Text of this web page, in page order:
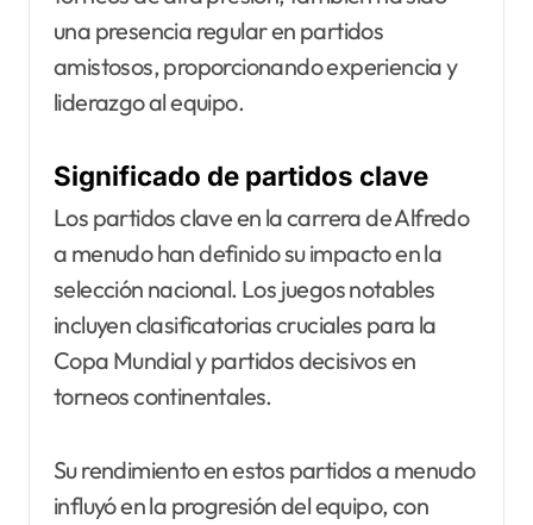
una presencia regular en partidos
amistosos, proporcionando experiencia y
liderazgo al equipo.
Significado de partidos clave
Los partidos clave en la carrera de Alfredo
a menudo han definido su impacto en la
selección nacional. Los juegos notables
incluyen clasificatorias cruciales para la
Copa Mundial y partidos decisivos en
torneos continentales.
Su rendimiento en estos partidos a menudo
influyó en la progresión del equipo, con